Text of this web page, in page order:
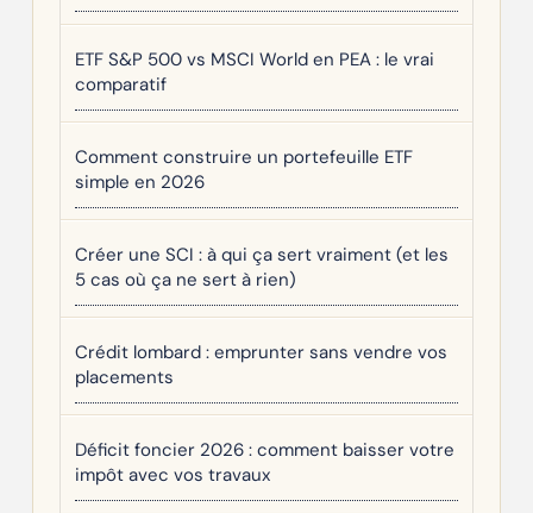
ETF S&P 500 vs MSCI World en PEA : le vrai
comparatif
Comment construire un portefeuille ETF
simple en 2026
Créer une SCI : à qui ça sert vraiment (et les
5 cas où ça ne sert à rien)
Crédit lombard : emprunter sans vendre vos
placements
Déficit foncier 2026 : comment baisser votre
impôt avec vos travaux